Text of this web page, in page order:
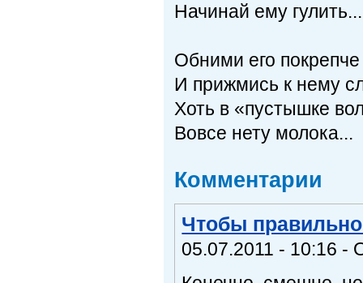
Начинай ему гулить...
Обними его покрепче
И прижмись к нему
Хоть в «пустышке
Вовсе нету молока...
Комментарии
Чтобы
05.07.2011 - 10:16 -